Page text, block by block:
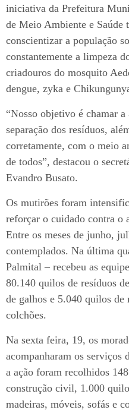
iniciativa da Prefeitura
de Meio Ambiente e
conscientizar a população
constantemente a limpeza
criadouros do mosquito
dengue, zyka e
“Nosso objetivo é chamar
separação dos resíduos,
corretamente, com o meio
de todos”, destacou o
Evandro Busato.
Os mutirões foram
reforçar o cuidado contra o
Entre os meses de junho,
contemplados. Na última
Palmital – recebeu as
80.140 quilos de resíduos
de galhos e 5.040 quilos de
colchões.
Na sexta feira, 19, os
acompanharam os serviços
a ação foram recolhidos
construção civil, 1.000
madeiras, móveis, sofás e